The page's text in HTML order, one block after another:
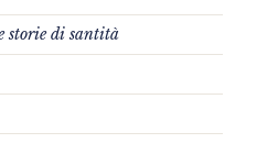
storie di santità